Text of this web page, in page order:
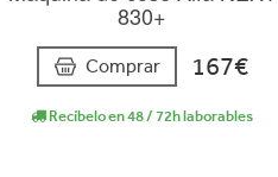
830+
Comprar 167€
Recíbelo en 48 / 72h laborables